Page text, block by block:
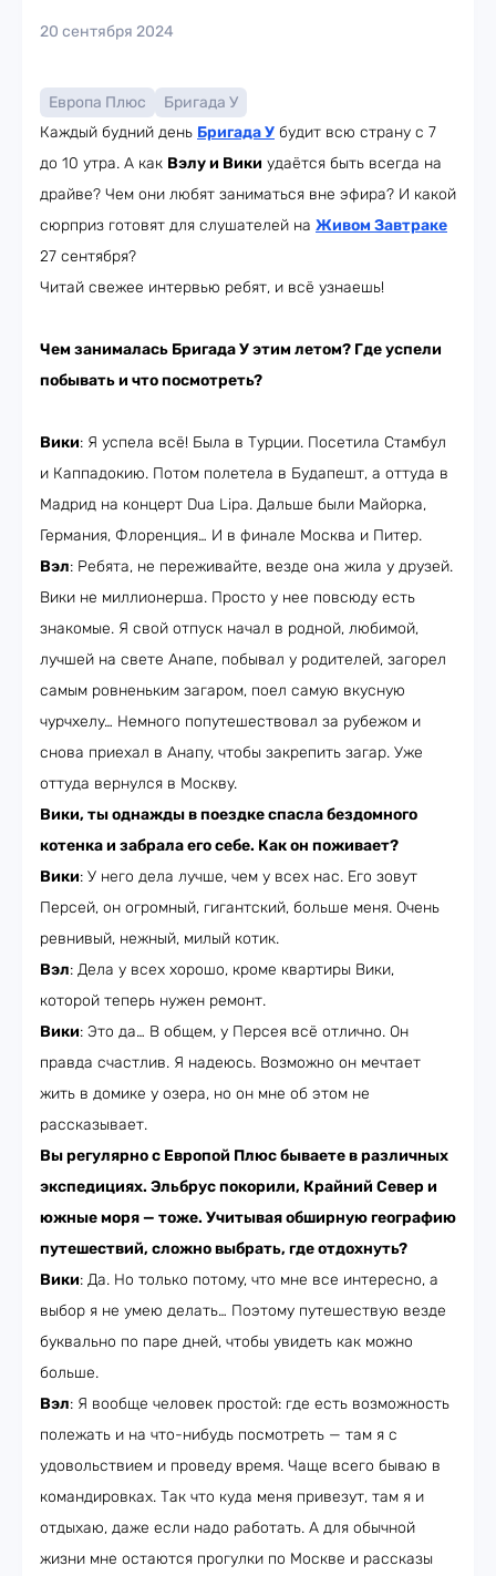
20 сентября 2024
Европа Плюс
Бригада У
Каждый будний день Бригада У будит всю страну с 7
до 10 утра. А как Вэлу и Вики удаётся быть всегда на
драйве? Чем они любят заниматься вне эфира? И какой
сюрприз готовят для слушателей на Живом Завтраке
27 сентября?
Читай свежее интервью ребят, и всё узнаешь!
Чем занималась ‎Бригада У этим летом? Где успели
побывать и что посмотреть?
Вики: Я успела всё! Была в Турции. Посетила Стамбул
и Каппадокию. Потом полетела в Будапешт, а оттуда в
Мадрид на концерт Dua Lipa. Дальше были Майорка,
Германия, Флоренция… И в финале Москва и Питер.
Вэл: Ребята, не переживайте, везде она жила у друзей.
Вики не миллионерша. Просто у нее повсюду есть
знакомые. Я свой отпуск начал в родной, любимой,
лучшей на свете Анапе, побывал у родителей, загорел
самым ровненьким загаром, поел самую вкусную
чурчхелу… Немного попутешествовал за рубежом и
снова приехал в Анапу, чтобы закрепить загар. Уже
оттуда вернулся в Москву.
Вики, ты однажды в поездке спасла бездомного
котенка и забрала его себе. Как он поживает?
Вики: У него дела лучше, чем у всех нас. Его зовут
Персей, он огромный, гигантский, больше меня. Очень
ревнивый, нежный, милый котик.
Вэл: Дела у всех хорошо, кроме квартиры Вики,
которой теперь нужен ремонт.
Вики: Это да… В общем, у Персея всё отлично. Он
правда счастлив. Я надеюсь. Возможно он мечтает
жить в домике у озера, но он мне об этом не
рассказывает.
Вы регулярно с ‎Европой Плюс бываете в различных
экспедициях. Эльбрус покорили, Крайний Север и
южные моря — тоже. Учитывая обширную географию
путешествий, сложно выбрать, где отдохнуть?
Вики: Да. Но только потому, что мне все интересно, а
выбор я не умею делать… Поэтому путешествую везде
буквально по паре дней, чтобы увидеть как можно
больше.
Вэл: Я вообще человек простой: где есть возможность
полежать и на что-нибудь посмотреть — там я с
удовольствием и проведу время. Чаще всего бываю в
командировках. Так что куда меня привезут, там я и
отдыхаю, даже если надо работать. А для обычной
жизни мне остаются прогулки по Москве и рассказы